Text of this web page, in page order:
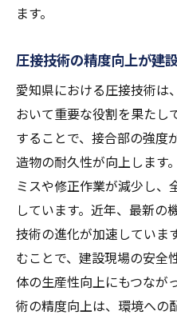
圧接技術の進化が
愛知県の圧接技
圧接技術が描く
圧接技術の最前線愛
かたち
最前線の圧接技
愛知県での圧接
圧接技術最前線
圧接技術が切り
愛知県の圧接技
ます。
圧接技術の精度向上が建
愛知県における圧接技術は
おいて重要な役割を果たし
することで、接合部の強度
造物の耐久性が向上します
ミスや修正作業が減少し、
しています。近年、最新の
技術の進化が加速していま
むことで、建設現場の安全
体の生産性向上にもつなが
術の精度向上は、環境への